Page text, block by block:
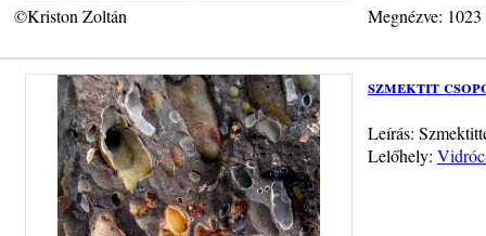
©Kriston Zoltán Megnézve:
szmektit
Leírás:
Lelőhely: